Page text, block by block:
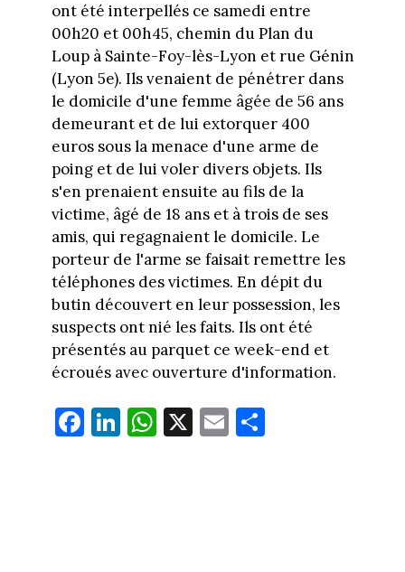
ont été interpellés ce samedi entre
00h20 et 00h45, chemin du Plan du
Loup à Sainte-Foy-lès-Lyon et rue Génin
(Lyon 5e). Ils venaient de pénétrer dans
le domicile d'une femme âgée de 56 ans
demeurant et de lui extorquer 400
euros sous la menace d'une arme de
poing et de lui voler divers objets. Ils
s'en prenaient ensuite au fils de la
victime, âgé de 18 ans et à trois de ses
amis, qui regagnaient le domicile. Le
porteur de l'arme se faisait remettre les
téléphones des victimes. En dépit du
butin découvert en leur possession, les
suspects ont nié les faits. Ils ont été
présentés au parquet ce week-end et
écroués avec ouverture d'information.
Fa
ce
Li
nk
W
ha
X E
m
Pa